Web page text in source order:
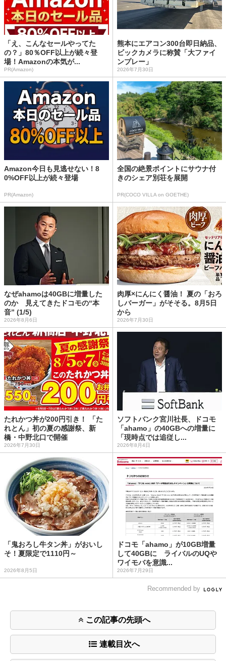
「え、こんなセールやってた
の？」80％OFF以上が続々登
場！Amazonの本気が...
PR(Amazon)
熊本にエアコン300台即日納品、
ビックカメラに称賛「大ファイ
ンプレー」
2026年7月30日
Amazon今日も見逃せない！8
0%OFF以上が続々登場
PR(Amazon)
全国の絶景ポイントにサウナ付
きのシェア別荘を展開
PR(COCO VILLA on GOETHE)
なぜahamoは40GBに増量した
のか 見えてきたドコモの“本
音” (1/5)
2026年8月6日
肉厚×にんにく醤油！ 夏の「おろ
しバーガー」がそそる。8月5日
から
2026年7月30日
たれかつ丼が200円引き！ 「た
れとん」初の夏の感謝祭、新
橋・中野北口で開催
2026年7月30日
ソフトバンク宮川社長、ドコモ
「ahamo」の40GBへの増量に
「現時点では追従し...
2026年8月4日
「鬼おろし牛タン丼」がおいし
そ！夏限定で1110円～
2026年8月5日
ドコモ「ahamo」が10GB増量
して40GBに ライバルのUQや
ワイモバを意識...
2026年7月29日
Recommended by
この記事の先頭へ
連載目次へ